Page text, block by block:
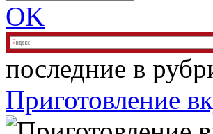
OK
последние в
Приготовление